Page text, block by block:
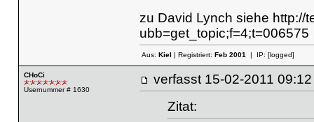
zu David Lynch siehe http://
ubb=get_topic;f=4;t=006575
Aus: Kiel | Registriert: Feb 2001| IP: [logged]
CHoCi
Usernummer # 1630
verfasst 15-02-2011
Zitat: